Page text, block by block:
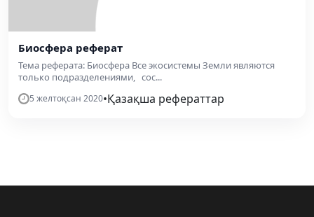
Биосфера реферат
Тема реферата: Биосфера Все экосистемы Земли являются
только подразделениями, сос...
5 желтоқсан 2020•Қазақша рефераттар